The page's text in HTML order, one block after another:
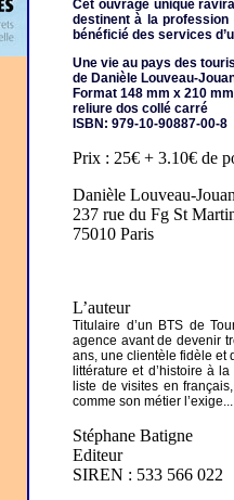
Cet ouvrage unique
destinent à la
bénéficié des services
Une vie au pays des
de Danièle Louveau-
Format 148 mm x 210
reliure dos collé carré
ISBN: 979-10-90887-00-8
Prix : 25€ + 3.10€ de
Danièle Louveau-Jouan
237 rue du Fg St
75010 Paris
L’auteur
Titulaire d’un BTS de
agence avant de devenir
ans, une clientèle fidèle et
littérature et d’histoire à
liste de visites en
comme son métier l’exige...
Stéphane Batigne
Editeur
SIREN : 533 566 022